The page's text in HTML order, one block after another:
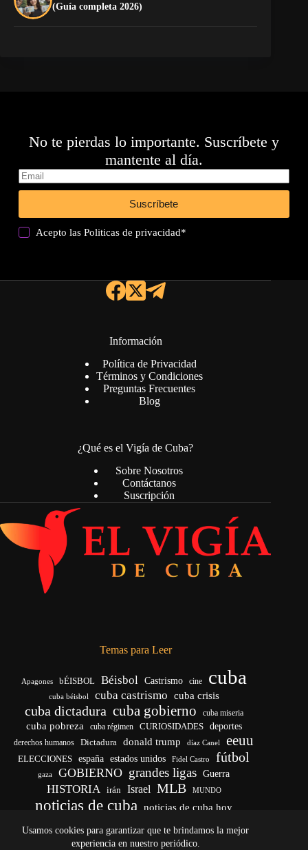
Usamos cookies para garantizar que te brindamos la mejor
experiencia en nuestro periódico.
(Guía completa 2026)
No te pierdas lo importante. Suscríbete y
mantente al día.
Suscríbete
Acepto lasPoliticas de privacidad*
Información
Política de Privacidad
Términos y Condiciones
Preguntas Frecuentes
Blog
¿Qué es el Vigía de Cuba?
Sobre Nosotros
Contáctanos
Suscripción
Temas para Leer
Apagones bÉISBOL Béisbol Castrismo cine cuba
cuba béisbol cuba castrismo cuba crisis
cuba dictadura cuba gobierno cuba miseria
cuba pobreza cuba régimen CURIOSIDADES deportes
derechos humanos Dictadura donald trump díaz Canel eeuu
ELECCIONES españa estados unidos Fidel Castro fútbol
gaza GOBIERNO grandes ligas Guerra
HISTORIA irán Israel MLB MUNDO
noticias de cuba
noticias de cuba hoy
vida yankees